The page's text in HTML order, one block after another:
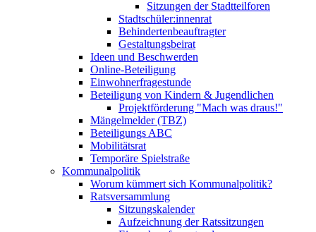
Sitzungen der Stadtteilforen
Stadtschüler:innenrat
Behindertenbeauftragter
Gestaltungsbeirat
Ideen und Beschwerden
Online-Beteiligung
Einwohnerfragestunde
Beteiligung von Kindern & Jugendlichen
Projektförderung "Mach was draus!"
Mängelmelder (TBZ)
Beteiligungs ABC
Mobilitätsrat
Temporäre Spielstraße
Kommunalpolitik
Worum kümmert sich Kommunalpolitik?
Ratsversammlung
Sitzungskalender
Aufzeichnung der Ratssitzungen